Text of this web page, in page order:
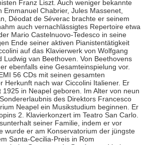
Franz Liszt. Auch weniger bekannte
Emmanuel Chabrier, Jules Massenet,
Déodat de Séverac brachte er seinem
auch vernachlässigtes Repertoire etwa
Mario Castelnuovo-Tedesco in seine
Ende seiner aktiven Pianistentätigkeit
auf das Klavierwerk von Wolfgang
Ludwig van Beethoven. Von Beethovens
ebenfalls eine Gesamteinspielung vor.
56 CDs mit seinen gesamten
Herkunft nach war Ciccolini Italiener. Er
1925 in Neapel geboren. Im Alter von neun
des Direktors Francesco
Neapel ein Musikstudium beginnen. Er
2. Klavierkonzert im Teatro San Carlo.
seiner Familie, indem er vor
wurde er am Konservatorium der jüngste
Santa-Cecilia-Preis in Rom